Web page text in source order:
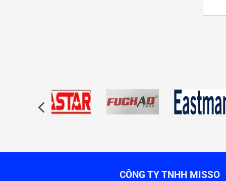
CÔNG TY TNHH MISSO